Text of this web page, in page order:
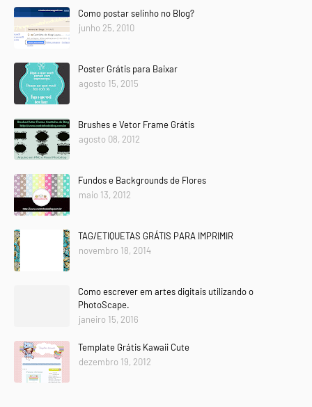
Como postar selinho no Blog?
junho 25, 2010
Poster Grátis para Baixar
agosto 15, 2015
Brushes e Vetor Frame Grátis
agosto 08, 2012
Fundos e Backgrounds de Flores
maio 13, 2012
TAG/ETIQUETAS GRÁTIS PARA IMPRIMIR
novembro 18, 2014
Como escrever em artes digitais utilizando o
PhotoScape.
janeiro 15, 2016
Template Grátis Kawaii Cute
dezembro 19, 2012